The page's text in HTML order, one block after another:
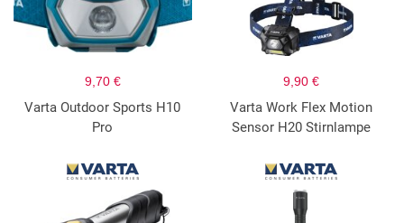
9,70 €
Varta Outdoor Sports H10
Pro
9,90 €
Varta Work Flex Motion
Sensor H20 Stirnlampe